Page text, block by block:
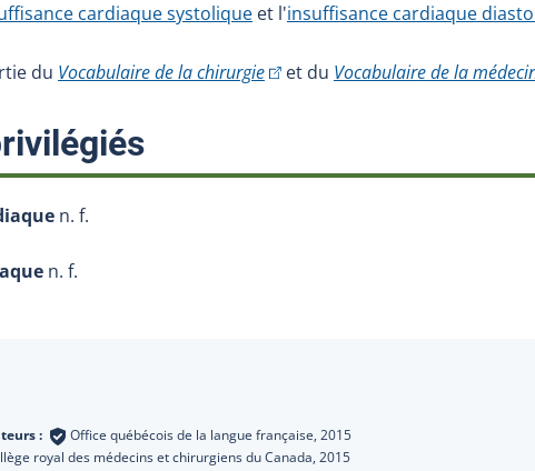
cardiaque systolique et l'insuffisance cardiaque
du Vocabulaire de la chirurgie(Cet hyperlien externe s'ouvrira
et du Vocabulaire de la
:
n. f.
n. f.
: Office québécois de la langue française, 2015
royal des médecins et chirurgiens du Canada, 2015